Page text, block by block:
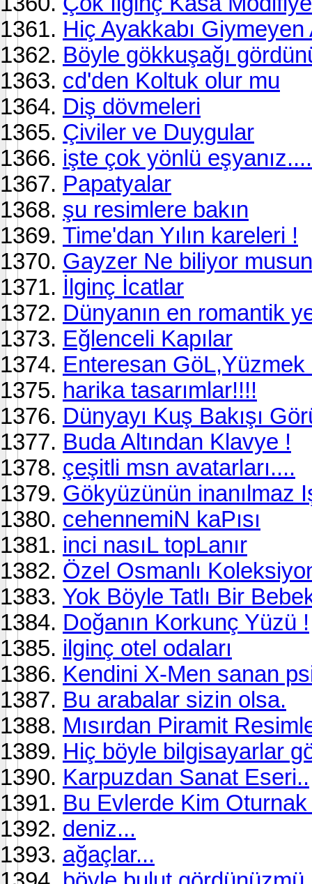
Hiç Ayakkabı Giymeyen
Böyle gökkuşağı
cd'den Koltuk olur mu
Diş dövmeleri
Çiviler ve Duygular
işte çok yönlü eşyanız....
Papatyalar
şu resimlere bakın
Time'dan Yılın kareleri !
Gayzer Ne biliyor
İlginç İcatlar
Dünyanın en romantik
Eğlenceli Kapılar
Enteresan
harika tasarımlar!!!!
Dünyayı Kuş Bakışı
Buda Altından Klavye !
çeşitli msn avatarları....
Gökyüzünün inanılmaz
cehennemiN kaPısı
inci nasıL topLanır
Özel Osmanlı
Yok Böyle Tatlı Bir
Doğanın Korkunç Yüzü !
ilginç otel odaları
Kendini X-Men sanan
Bu arabalar sizin olsa.
Mısırdan Piramit
Hiç böyle bilgisayarlar
Karpuzdan Sanat Eseri..
Bu Evlerde Kim
deniz...
ağaçlar...